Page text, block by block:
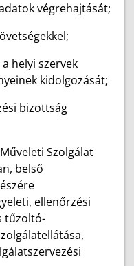
végrehajtását;
helyi szervek
kidolgozását;
bizottság
Szolgálat
belső
ellenőrzési
tűzoltó-